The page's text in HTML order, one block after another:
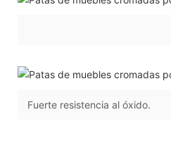
Fuerte resistencia al óxido.